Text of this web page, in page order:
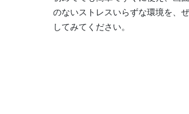
のないストレスいらずな環境を、
してみてください。